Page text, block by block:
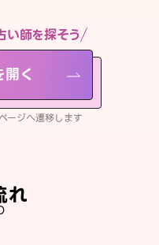
い師を探そう
く
ージへ遷移します
れ